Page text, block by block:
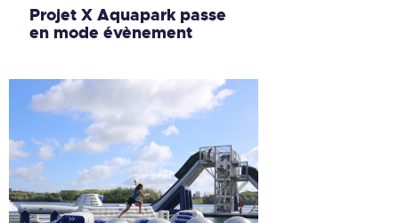
Projet X Aquapark passe
en mode évènement